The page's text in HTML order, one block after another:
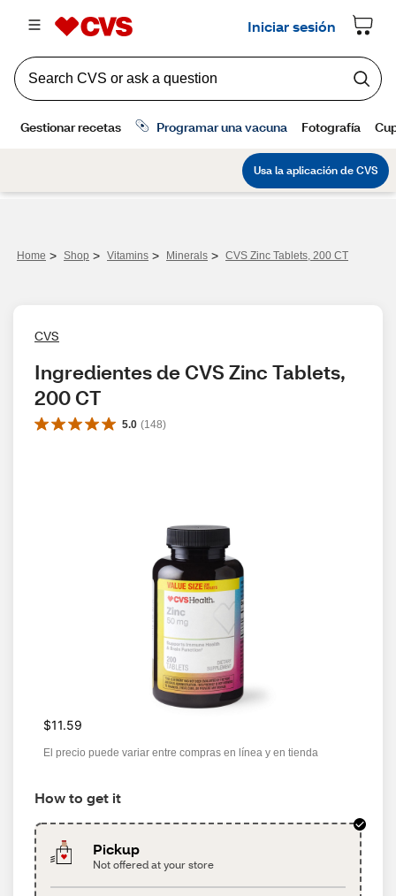
Home > Shop > Vitamins > Minerals > CVS Zinc Tablets, 200 CT
CVS
Ingredientes de CVS Zinc Tablets,
200 CT
5.0 (148)
$11.59
El precio puede variar entre compras en línea y en tienda
How to get it
Pickup
Not offered at your store